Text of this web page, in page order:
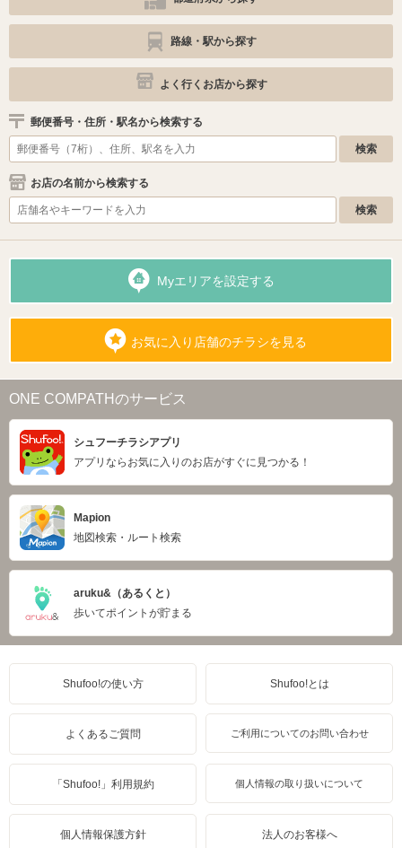
路線・駅から探す
よく行くお店から探す
郵便番号・住所・駅名から検索する
お店の名前から検索する
Myエリアを設定する
お気に入り店舗のチラシを見る
ONE COMPATHのサービス
シュフーチラシアプリ
アプリならお気に入りのお店がすぐに見つかる！
Mapion
地図検索・ルート検索
aruku&（あるくと）
歩いてポイントが貯まる
Shufoo!の使い方 Shufoo!とは
よくあるご質問 ご利用についてのお問い合わせ
「Shufoo!」利用規約 個人情報の取り扱いについて
個人情報保護方針 法人のお客様へ